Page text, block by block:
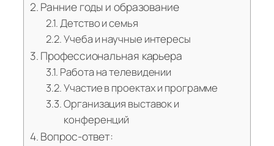
Ранние годы и образование
Детство и семья
Учеба и научные интересы
Профессиональная карьера
Работа на телевидении
Участие в проектах и программе
Организация выставок и
конференций
Вопрос-ответ: